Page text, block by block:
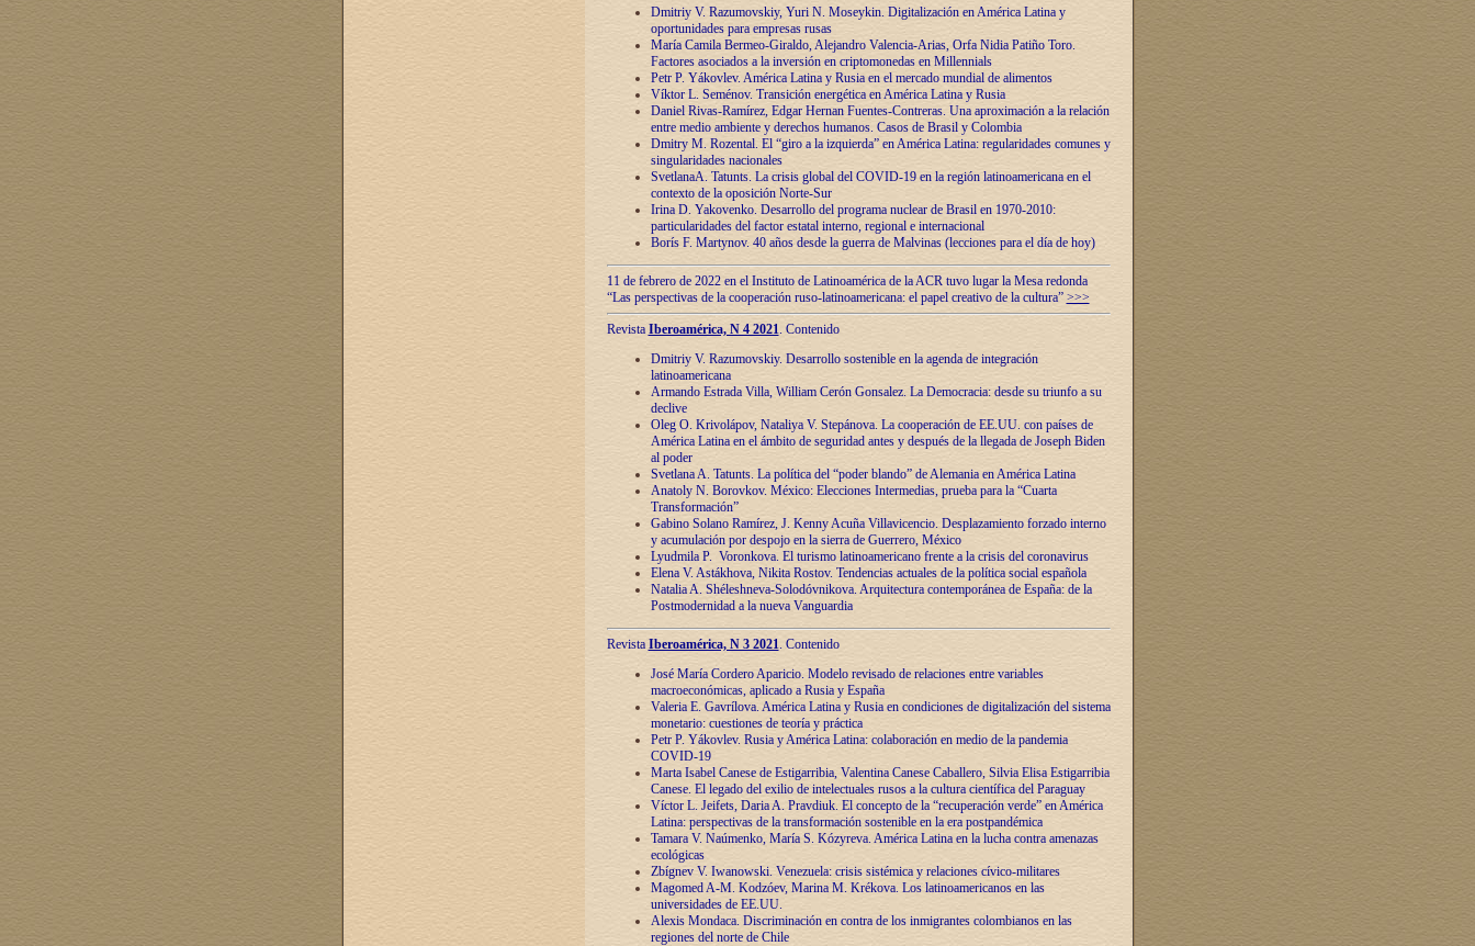
Dmitriy V. Razumovskiy, Yuri N. Moseykin. Digitalización en América Latina y
oportunidades para empresas rusas
María Camila Bermeo-Giraldo, Alejandro Valencia-Arias, Orfa Nidia Patiño Toro.
Factores asociados a la inversión en criptomonedas en Millennials
Petr P. Yákovlev. América Latina y Rusia en el mercado mundial de alimentos
Víktor L. Seménov. Transición energética en América Latina y Rusia
Daniel Rivas-Ramírez, Edgar Hernan Fuentes-Contreras. Una aproximación a la relación
entre medio ambiente y derechos humanos. Casos de Brasil y Colombia
Dmitry M. Rozental. El “giro a la izquierda” en América Latina: regularidades comunes y
singularidades nacionales
SvetlanaA. Tatunts. La crisis global del COVID-19 en la región latinoamericana en el
contexto de la oposición Norte-Sur
Irina D. Yakovenko. Desarrollo del programa nuclear de Brasil en 1970-2010:
particularidades del factor estatal interno, regional e internacional
Borís F. Martynov. 40 años desde la guerra de Malvinas (lecciones para el día de hoy)
11 de febrero de 2022 en el Instituto de Latinoamérica de la ACR tuvo lugar la Mesa redonda
“Las perspectivas de la cooperación ruso-latinoamericana: el papel creativo de la cultura” >>>
Revista Iberoamérica, N 4 2021. Contenido
Dmitriy V. Razumovskiy. Desarrollo sostenible en la agenda de integración
latinoamericana
Armando Estrada Villa, William Cerón Gonsalez. La Democracia: desde su triunfo a su
declive
Oleg O. Krivolápov, Nataliya V. Stepánova. La cooperación de EE.UU. con países de
América Latina en el ámbito de seguridad antes y después de la llegada de Joseph Biden
al poder
Svetlana A. Tatunts. La política del “poder blando” de Alemania en América Latina
Anatoly N. Borovkov. México: Elecciones Intermedias, prueba para la “Cuarta
Transformación”
Gabino Solano Ramírez, J. Kenny Acuña Villavicencio. Desplazamiento forzado interno
y acumulación por despojo en la sierra de Guerrero, México
Lyudmila P. Voronkova. El turismo latinoamericano frente a la crisis del coronavirus
Elena V. Astákhova, Nikita Rostov. Tendencias actuales de la política social española
Natalia A. Shéleshneva-Solodóvnikova. Arquitectura contemporánea de España: de la
Postmodernidad a la nueva Vanguardia
Revista Iberoamérica, N 3 2021. Contenido
José María Cordero Aparicio. Modelo revisado de relaciones entre variables
macroeconómicas, aplicado a Rusia y España
Valeria E. Gavrílova. América Latina y Rusia en condiciones de digitalización del sistema
monetario: cuestiones de teoría y práctica
Petr P. Yákovlev. Rusia y América Latina: colaboración en medio de la pandemia
COVID-19
Marta Isabel Canese de Estigarribia, Valentina Canese Caballero, Silvia Elisa Estigarribia
Canese. El legado del exilio de intelectuales rusos a la cultura científica del Paraguay
Víctor L. Jeifets, Daria A. Pravdiuk. El concepto de la “recuperación verde” en América
Latina: perspectivas de la transformación sostenible en la era postpandémica
Tamara V. Naúmenko, María S. Kózyreva. América Latina en la lucha contra amenazas
ecológicas
Zbígnev V. Iwanowski. Venezuela: crisis sistémica y relaciones cívico-militares
Magomed A-M. Kodzóev, Marina M. Krékova. Los latinoamericanos en las
universidades de EE.UU.
Alexis Mondaca. Discriminación en contra de los inmigrantes colombianos en las
regiones del norte de Chile